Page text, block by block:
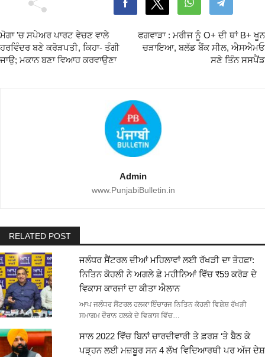
ਮੋਗਾ 'ਚ ਸਪੇਅਰ ਪਾਰਟ ਵੇਚਣ ਵਾਲੇ
ਹਰਵਿੰਦਰ ਬਣੇ ਕਰੋੜਪਤੀ, ਕਿਹਾ- ਤੰਗੀ
ਜਾਉ; ਮਕਾਨ ਬਣਾ ਵਿਆਹ ਕਰਵਾਉਣਾ
ਫਗਵਾੜਾ : ਮਰੀਜ ਨੂੰ O+ ਦੀ ਥਾਂ B+ ਖੂਨ
ਚੜਾਇਆ, ਬਲੱਡ ਬੈਂਕ ਸੀਲ, ਐਸਐਮਓ
ਸਣੇ ਤਿੰਨ ਸਸਪੈਂਡ
Admin
www.PunjabiBulletin.in
RELATED POST
ਜਲੰਧਰ ਸੈਂਟਰਲ ਦੀਆਂ ਮਹਿਲਾਵਾਂ ਲਈ ਰੱਖੜੀ ਦਾ ਤੋਹਫ਼ਾ:
ਨਿਤਿਨ ਕੋਹਲੀ ਨੇ ਅਗਲੇ ਛੇ ਮਹੀਨਿਆਂ ਵਿੱਚ ₹59 ਕਰੋੜ ਦੇ
ਵਿਕਾਸ ਕਾਰਜਾਂ ਦਾ ਕੀਤਾ ਐਲਾਨ
ਆਪ ਜਲੰਧਰ ਸੈਂਟਰਲ ਹਲਕਾ ਇੰਚਾਰਜ ਨਿਤਿਨ ਕੋਹਲੀ ਵਿਸ਼ੇਸ਼ ਰੱਖੜੀ
ਸਮਾਗਮ ਦੌਰਾਨ ਹਲਕੇ ਦੇ ਵਿਕਾਸ ਵਿੱਚ…
ਸਾਲ 2022 ਵਿੱਚ ਬਿਨਾਂ ਚਾਰਦੀਵਾਰੀ ਤੇ ਫ਼ਰਸ਼ ‘ਤੇ ਬੈਠ ਕੇ
ਪੜ੍ਹਨ ਲਈ ਮਜ਼ਬੂਰ ਸਨ 4 ਲੱਖ ਵਿਦਿਆਰਥੀ ਪਰ ਅੱਜ ਦੇਸ਼